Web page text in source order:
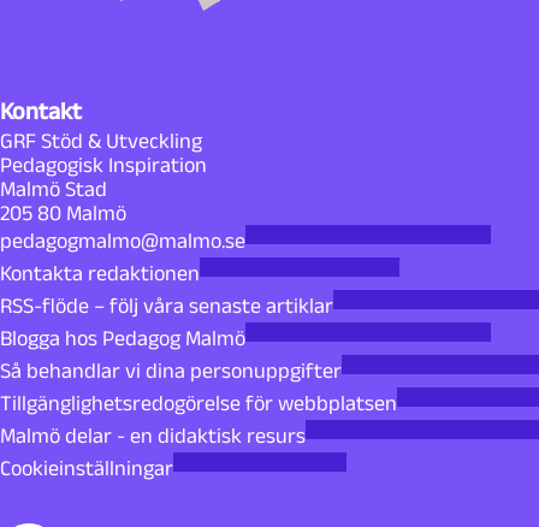
Kontakt
GRF Stöd & Utveckling
Pedagogisk Inspiration
Malmö Stad
205 80 Malmö
pedagogmalmo@malmo.se
Kontakta redaktionen
RSS-flöde – följ våra senaste artiklar
Blogga hos Pedagog Malmö
Så behandlar vi dina personuppgifter
Tillgänglighetsredogörelse för webbplatsen
Malmö delar - en didaktisk resurs
Cookieinställningar